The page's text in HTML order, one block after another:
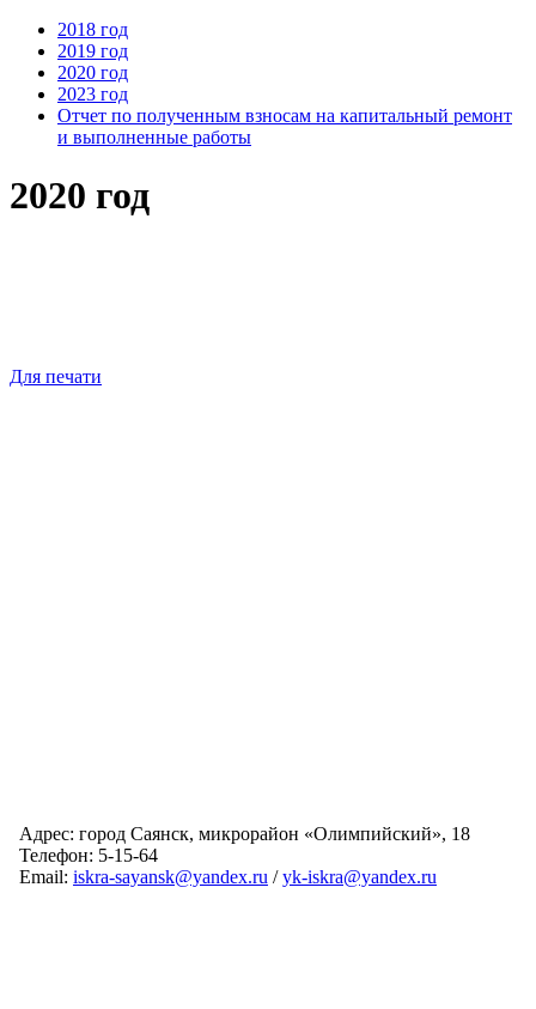
2018 год
2019 год
2020 год
2023 год
Отчет по полученным взносам на капитальный ремонт
и выполненные работы
2020 год
Для печати
Адрес: город Саянск, микрорайон «Олимпийский», 18
Телефон: 5-15-64
Email: iskra-sayansk@yandex.ru /yk-iskra@yandex.ru